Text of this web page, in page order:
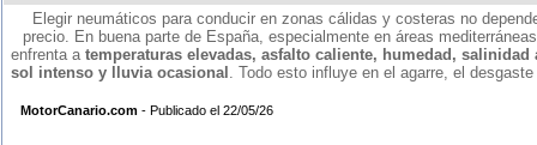
Elegir neumáticos para conducir en zonas cálidas y costeras no
precio. En buena parte de España, especialmente en áreas
enfrenta a temperaturas elevadas, asfalto caliente, humedad,
sol intenso y lluvia ocasional . Todo esto influye en el agarre, el
MotorCanario.com - Publicado el 22/05/26